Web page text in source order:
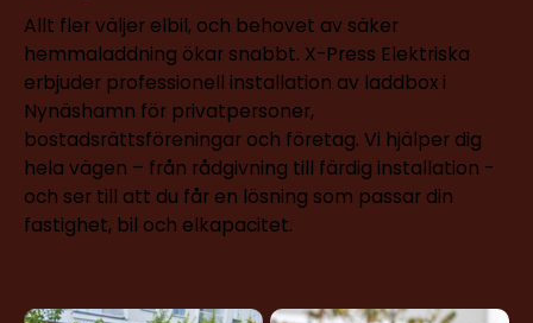
Allt fler väljer elbil, och behovet av säker
hemmaladdning ökar snabbt. X-Press Elektriska
erbjuder professionell installation av laddbox i
Nynäshamn för privatpersoner,
bostadsrättsföreningar och företag. Vi hjälper dig
hela vägen – från rådgivning till färdig installation -
och ser till att du får en lösning som passar din
fastighet, bil och elkapacitet.